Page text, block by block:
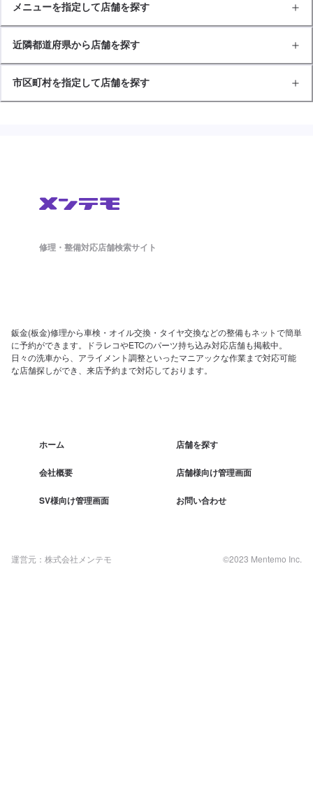
メニューを指定して店舗を探す
近隣都道府県から店舗を探す
市区町村を指定して店舗を探す
修理・整備対応店舗検索サイト
鈑金(板金)修理から車検・オイル交換・タイヤ交換などの整備もネットで簡単
に予約ができます。ドラレコやETCのパーツ持ち込み対応店舗も掲載中。
日々の洗車から、アライメント調整といったマニアックな作業まで対応可能
な店舗探しができ、来店予約まで対応しております。
ホーム 店舗を探す
会社概要 店舗様向け管理画面
SV様向け管理画面 お問い合わせ
運営元：株式会社メンテモ ©2023 Mentemo Inc.